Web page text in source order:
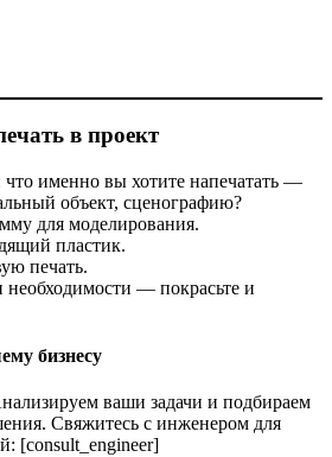
в проект
что именно вы хотите напечатать —
объект, сценографию?
для моделирования.
пластик.
печать.
— покрасьте и
бизнесу
ваши задачи и подбираем
Свяжитесь с инженером для
[consult_engineer]